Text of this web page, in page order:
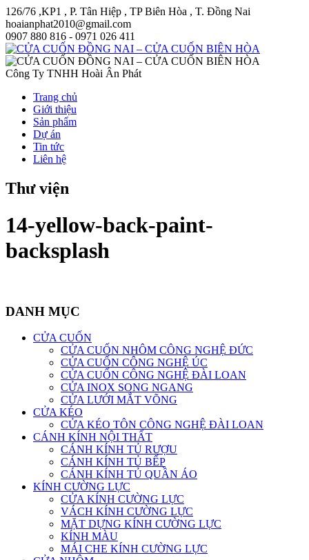
126/76 ,KP1 , P. Tân Hiệp , TP Biên Hòa , T. Đồng Nai
hoaianphat2010@gmail.com
0907 880 816 - 0971 026 411
Công Ty TNHH Hoài Ân Phát
Trang chủ
Giới thiệu
Sản phẩm
Dự án
Tin tức
Liên hệ
Thư viện
14-yellow-back-paint-
backsplash
DANH MỤC
CỬA CUỐN
CỬA CUỐN NHÔM CÔNG NGHỆ ĐỨC
CỬA CUỐN CÔNG NGHỆ ÚC
CỬA CUỐN CÔNG NGHỆ ĐÀI LOAN
CỬA INOX SONG NGANG
CỬA LƯỚI MẮT VÕNG
CỬA KÉO
CỬA KÉO TÔN CÔNG NGHỆ ĐÀI LOAN
CÁNH KÍNH NỘI THẤT
CÁNH KÍNH TỦ RƯỢU
CÁNH KÍNH TỦ BẾP
CÁNH KÍNH TỦ QUẦN ÁO
KÍNH CƯỜNG LỰC
CỬA KÍNH CƯỜNG LỰC
VÁCH KÍNH CƯỜNG LỰC
MẶT DỰNG KÍNH CƯỜNG LỰC
KÍNH MÀU
MÁI CHE KÍNH CƯỜNG LỰC